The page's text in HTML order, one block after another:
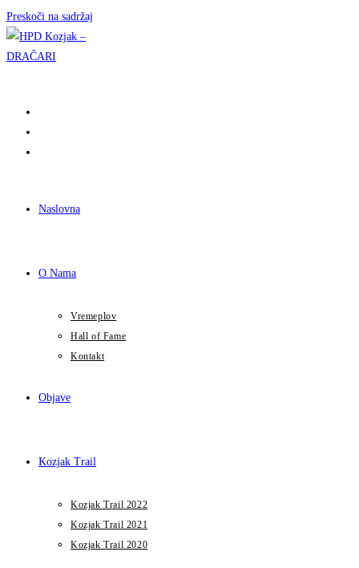
Preskoči na sadržaj
Naslovna
O Nama
Vremeplov
Hall of Fame
Kontakt
Objave
Kozjak Trail
Kozjak Trail 2022
Kozjak Trail 2021
Kozjak Trail 2020